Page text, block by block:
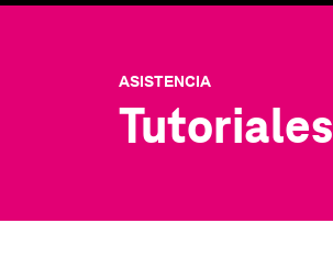
ASISTENCIA
Tutoriales